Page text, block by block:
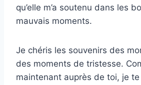
qu’elle m’a soutenu dans les
mauvais moments.
Je chéris les souvenirs des
des moments de tristesse.
maintenant auprès de toi, je